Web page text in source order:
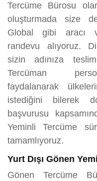
Tercüme Bürosu
oluşturmada size
Global gibi aracı
randevu alıyoruz.
sizin adınıza
Tercüman
faydalanarak
istediğini bilerek
başvurusu
Yeminli Tercüme
tamamlıyoruz.
Yurt Dışı Gönen
Gönen Tercüme